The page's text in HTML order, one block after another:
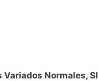
Variados Normales,